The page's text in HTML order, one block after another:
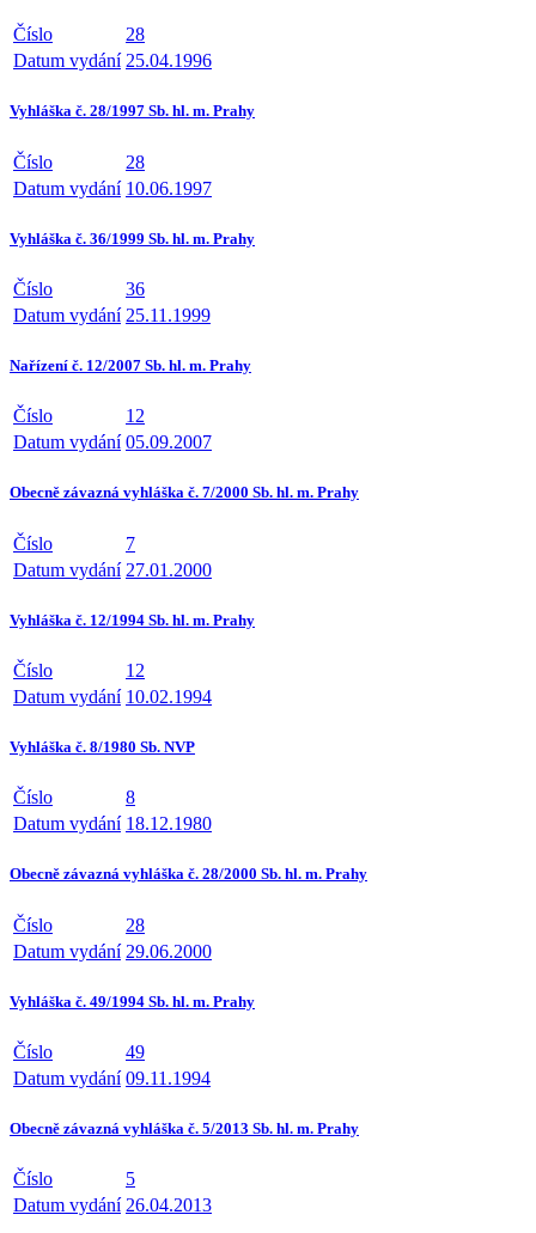
Číslo
28
Datum vydání 25.04.1996
Vyhláška č. 28/1997 Sb. hl. m. Prahy
Číslo
28
Datum vydání 10.06.1997
Vyhláška č. 36/1999 Sb. hl. m. Prahy
Číslo
36
Datum vydání 25.11.1999
Nařízení č. 12/2007 Sb. hl. m. Prahy
Číslo
12
Datum vydání 05.09.2007
Obecně závazná vyhláška č. 7/2000 Sb. hl. m. Prahy
Číslo
7
Datum vydání 27.01.2000
Vyhláška č. 12/1994 Sb. hl. m. Prahy
Číslo
12
Datum vydání 10.02.1994
Vyhláška č. 8/1980 Sb. NVP
Číslo
8
Datum vydání 18.12.1980
Obecně závazná vyhláška č. 28/2000 Sb. hl. m. Prahy
Číslo
28
Datum vydání 29.06.2000
Vyhláška č. 49/1994 Sb. hl. m. Prahy
Číslo
49
Datum vydání 09.11.1994
Obecně závazná vyhláška č. 5/2013 Sb. hl. m. Prahy
Číslo
5
Datum vydání 26.04.2013